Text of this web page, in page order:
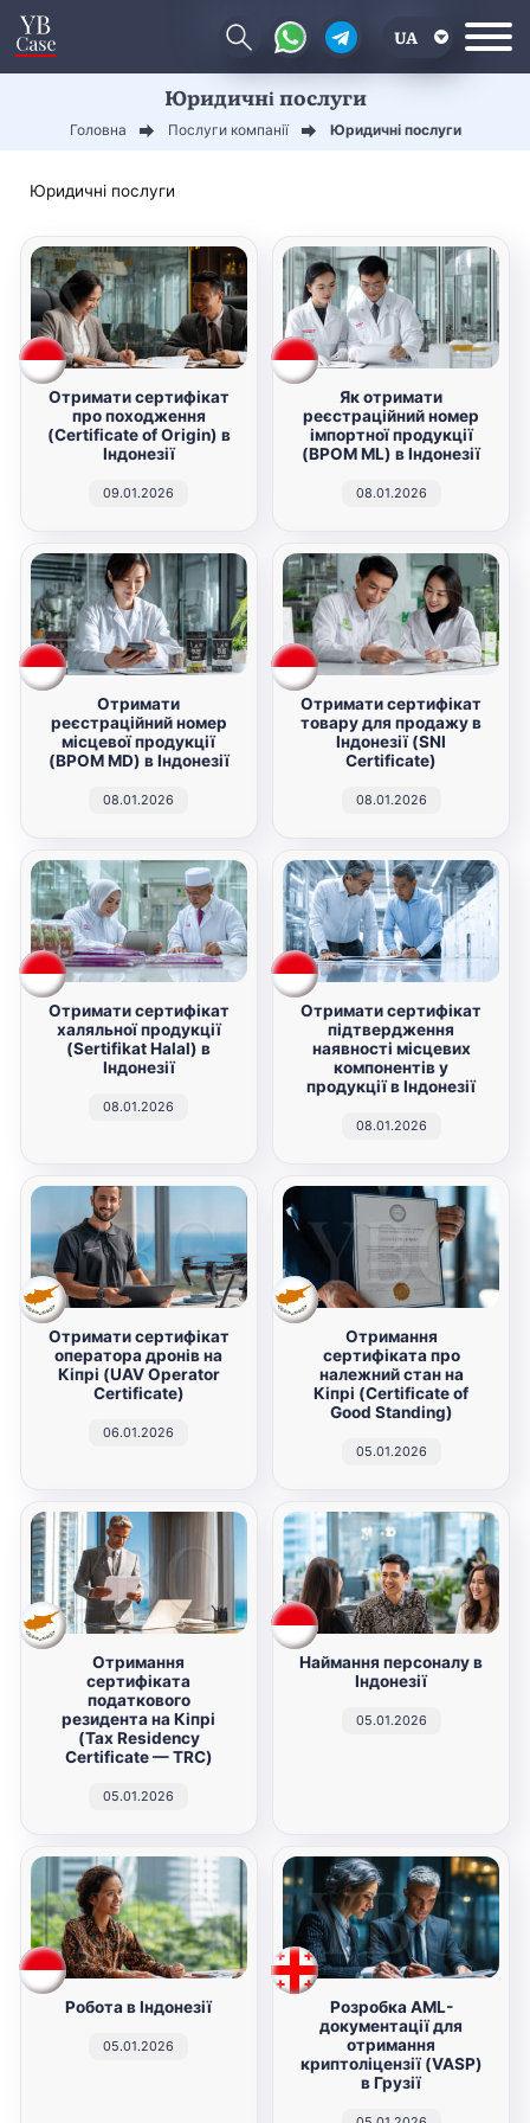
UA
Юридичні послуги
Головна Послуги компанії Юридичні послуги
Юридичні послуги
Отримати сертифікат
про походження
(Certificate of Origin) в
Індонезії
09.01.2026
Як отримати
реєстраційний номер
імпортної продукції
(BPOM ML) в Індонезії
08.01.2026
Отримати
реєстраційний номер
місцевої продукції
(BPOM MD) в Індонезії
08.01.2026
Отримати сертифікат
товару для продажу в
Індонезії (SNI
Certificate)
08.01.2026
Отримати сертифікат
халяльної продукції
(Sertifikat Halal) в
Індонезії
08.01.2026
Отримати сертифікат
підтвердження
наявності місцевих
компонентів у
продукції в Індонезії
08.01.2026
Отримати сертифікат
оператора дронів на
Кіпрі (UAV Operator
Certificate)
06.01.2026
Отримання
сертифіката про
належний стан на
Кіпрі (Certificate of
Good Standing)
05.01.2026
Отримання
сертифіката
податкового
резидента на Кіпрі
(Tax Residency
Certificate — TRC)
05.01.2026
Наймання персоналу в
Індонезії
05.01.2026
Робота в Індонезії
05.01.2026
Розробка AML-
документації для
отримання
криптоліцензії (VASP)
в Грузії